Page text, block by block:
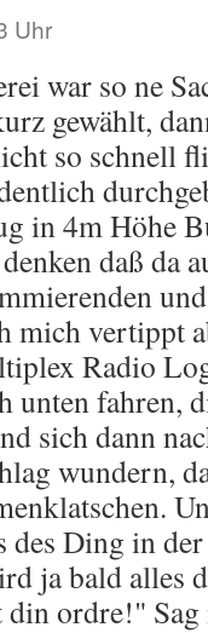
Uhr
war so ne
gewählt,
so schnell
in 4m Höhe
daß da
mich vertippt
Radio
unten fahren,
sich dann
wundern,
Ding in
ja bald alles
ordre!" Sag